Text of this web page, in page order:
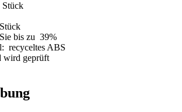
Stück
bis zu 39%
recyceltes ABS
wird geprüft